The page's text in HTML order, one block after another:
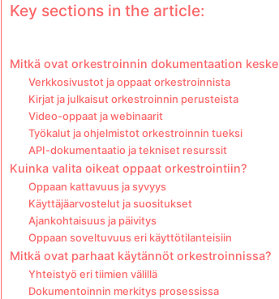
Key sections in the article:
Mitkä ovat orkestroinnin dokumentaation
Verkkosivustot ja oppaat orkestroinnista
Kirjat ja julkaisut orkestroinnin perusteista
Video-oppaat ja webinaarit
Työkalut ja ohjelmistot orkestroinnin tueksi
API-dokumentaatio ja tekniset resurssit
Kuinka valita oikeat oppaat orkestrointiin?
Oppaan kattavuus ja syvyys
Käyttäjäarvostelut ja suositukset
Ajankohtaisuus ja päivitys
Oppaan soveltuvuus eri käyttötilanteisiin
Mitkä ovat parhaat käytännöt orkestroinnissa?
Yhteistyö eri tiimien välillä
Dokumentoinnin merkitys prosessissa